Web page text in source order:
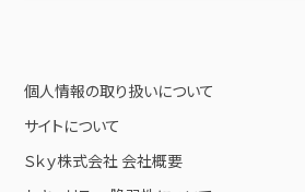
個人情報の取り扱いについて
サイトについて
Ｓｋｙ株式会社 会社概要